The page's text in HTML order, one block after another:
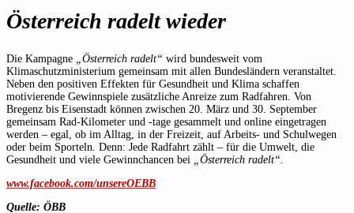
Österreich radelt wieder
Die Kampagne „Österreich radelt“ wird bundesweit vom
Klimaschutzministerium gemeinsam mit allen Bundesländern veranstaltet.
Neben den positiven Effekten für Gesundheit und Klima schaffen
motivierende Gewinnspiele zusätzliche Anreize zum Radfahren. Von
Bregenz bis Eisenstadt können zwischen 20. März und 30. September
gemeinsam Rad-Kilometer und -tage gesammelt und online eingetragen
werden – egal, ob im Alltag, in der Freizeit, auf Arbeits- und Schulwegen
oder beim Sporteln. Denn: Jede Radfahrt zählt – für die Umwelt, die
Gesundheit und viele Gewinnchancen bei
„Österreich radelt“.
www.facebook.com/unsereOEBB
Quelle: ÖBB